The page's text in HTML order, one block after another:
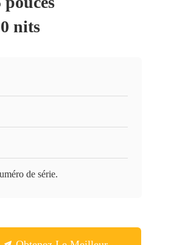
nits
de série.